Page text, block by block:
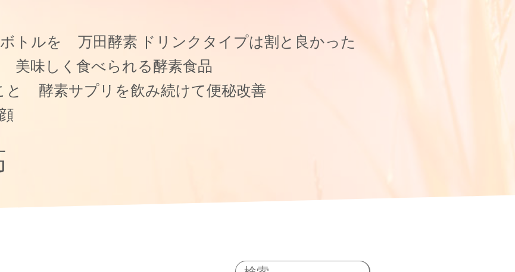
トルを
万田酵素 ドリンクタイプは割と良かった
美味しく食べられる酵素食品
酵素サプリを飲み続けて便秘改善